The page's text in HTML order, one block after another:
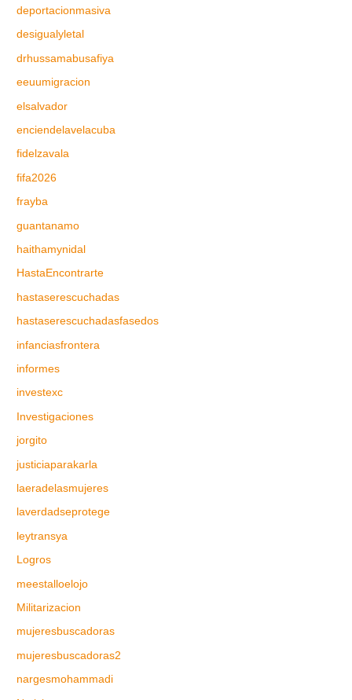
deportacionmasiva
desigualyletal
drhussamabusafiya
eeuumigracion
elsalvador
enciendelavelacuba
fidelzavala
fifa2026
frayba
guantanamo
haithamynidal
HastaEncontrarte
hastaserescuchadas
hastaserescuchadasfasedos
infanciasfrontera
informes
investexc
Investigaciones
jorgito
justiciaparakarla
laeradelasmujeres
laverdadseprotege
leytransya
Logros
meestalloelojo
Militarizacion
mujeresbuscadoras
mujeresbuscadoras2
nargesmohammadi